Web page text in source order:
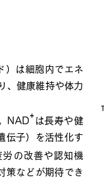
）は細胞内でエネ
、健康維持や体力
NAD⁺は長寿や健
伝子）を活性化す
労の改善や認知機
策などが期待でき